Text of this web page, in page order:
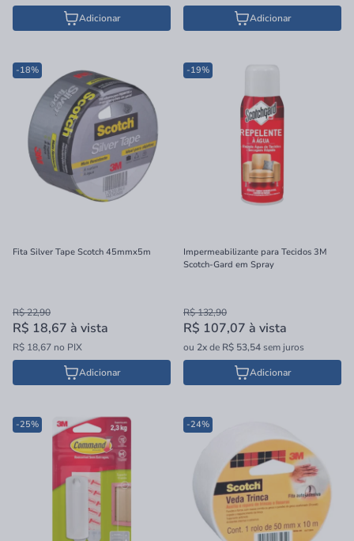
Adicionar
Adicionar
-18%
Fita Silver Tape Scotch 45mmx5m
R$ 22,90
R$ 18,67 à vista
R$ 18,67 no PIX
Adicionar
-19%
Impermeabilizante para Tecidos 3M
Scotch-Gard em Spray
R$ 132,90
R$ 107,07 à vista
ou 2xde R$ 53,54sem juros
Adicionar
-25% -24%